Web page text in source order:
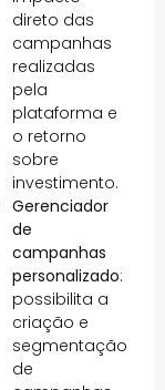
direto das
campanhas
realizadas
pela
plataforma e
o retorno
sobre
investimento.
Gerenciador
de
campanhas
personalizado:
possibilita a
criação e
segmentação
de